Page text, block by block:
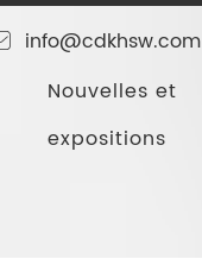
info@cdkhsw.com
Nouvelles et
expositions